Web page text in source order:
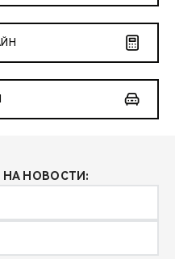
НОВОСТИ: